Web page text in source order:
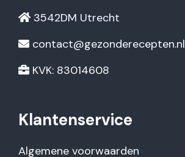
3542DM Utrecht
contact@gezonderecepten.nl
KVK: 83014608
Klantenservice
Algemene voorwaarden